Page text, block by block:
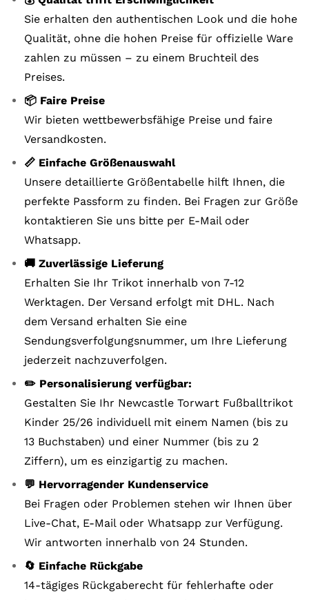
Sie erhalten den authentischen Look und die hohe
Qualität, ohne die hohen Preise für offizielle Ware
zahlen zu müssen – zu einem Bruchteil des
Preises.
📦 Faire Preise
Wir bieten wettbewerbsfähige Preise und faire
Versandkosten.
📏 Einfache Größenauswahl
Unsere detaillierte Größentabelle hilft Ihnen, die
perfekte Passform zu finden. Bei Fragen zur Größe
kontaktieren Sie uns bitte per E-Mail oder
Whatsapp.
🚚 Zuverlässige Lieferung
Erhalten Sie Ihr Trikot innerhalb von 7-12
Werktagen. Der Versand erfolgt mit DHL. Nach
dem Versand erhalten Sie eine
Sendungsverfolgungsnummer, um Ihre Lieferung
jederzeit nachzuverfolgen.
✏️ Personalisierung verfügbar:
Gestalten Sie Ihr Newcastle Torwart Fußballtrikot
Kinder 25/26 individuell mit einem Namen (bis zu
13 Buchstaben) und einer Nummer (bis zu 2
Ziffern), um es einzigartig zu machen.
💬 Hervorragender Kundenservice
Bei Fragen oder Problemen stehen wir Ihnen über
Live-Chat, E-Mail oder Whatsapp zur Verfügung.
Wir antworten innerhalb von 24 Stunden.
🔄 Einfache Rückgabe
14-tägiges Rückgaberecht für fehlerhafte oder